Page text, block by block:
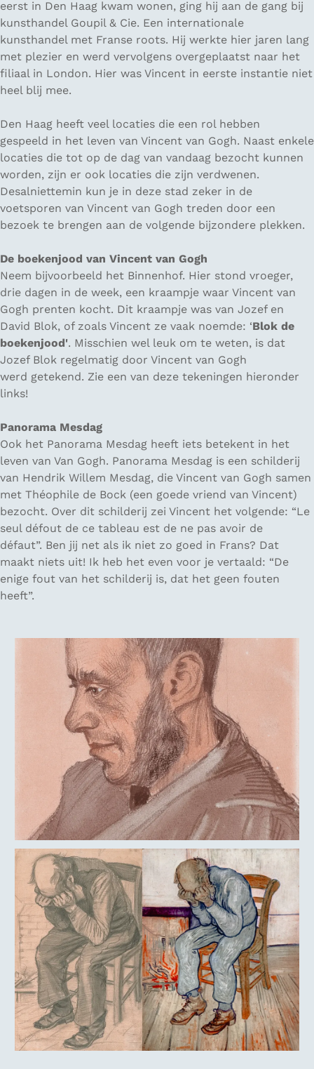
eerst in Den Haag kwam wonen, ging hij aan de gang bij
kunsthandel Goupil & Cie. Een internationale
kunsthandel met Franse roots. Hij werkte hier jaren lang
met plezier en werd vervolgens overgeplaatst naar het
filiaal in London. Hier was Vincent in eerste instantie niet
heel blij mee.
Den Haag heeft veel locaties die een rol hebben
gespeeld in het leven van Vincent van Gogh. Naast enkele
locaties die tot op de dag van vandaag bezocht kunnen
worden, zijn er ook locaties die zijn verdwenen.
Desalniettemin kun je in deze stad zeker in de
voetsporen van Vincent van Gogh treden door een
bezoek te brengen aan de volgende bijzondere plekken.
De boekenjood van Vincent van Gogh
Neem bijvoorbeeld het Binnenhof. Hier stond vroeger,
drie dagen in de week, een kraampje waar Vincent van
Gogh prenten kocht. Dit kraampje was van Jozef en
David Blok, of zoals Vincent ze vaak noemde: ‘Blok de
boekenjood'. Misschien wel leuk om te weten, is dat
Jozef Blok regelmatig door Vincent van Gogh
werd getekend. Zie een van deze tekeningen hieronder
links!
Panorama Mesdag
Ook het Panorama Mesdag heeft iets betekent in het
leven van Van Gogh. Panorama Mesdag is een schilderij
van Hendrik Willem Mesdag, die Vincent van Gogh samen
met Théophile de Bock (een goede vriend van Vincent)
bezocht. Over dit schilderij zei Vincent het volgende: “Le
seul défout de ce tableau est de ne pas avoir de
défaut”. Ben jij net als ik niet zo goed in Frans? Dat
maakt niets uit! Ik heb het even voor je vertaald: “De
enige fout van het schilderij is, dat het geen fouten
heeft”.